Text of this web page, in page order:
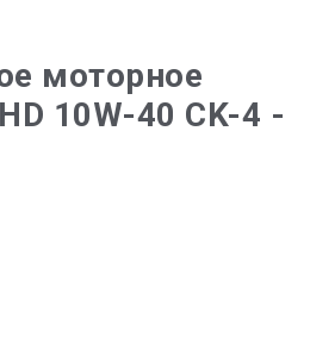
моторное
10W-40 CK-4 -